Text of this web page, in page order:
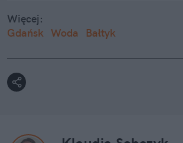
Więcej:
Gdańsk Woda Bałtyk